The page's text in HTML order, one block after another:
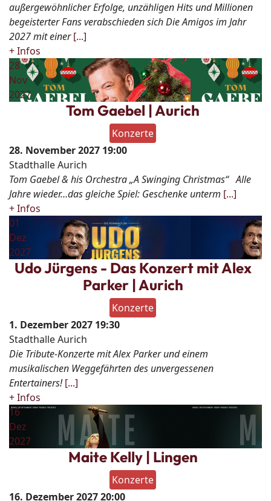
außergewöhnlicher Erfolge, unzähligen Hits und Millionen
begeisterter Fans verabschieden sich Die Amigos im Jahr
2027 mit einer [...]
+ Infos
28
Nov
2027
Tom Gaebel | Aurich
Konzerte
28. November 2027 19:00
Stadthalle Aurich
Tom Gaebel & his Orchestra „A Swinging Christmas“ Alle
Jahre wieder…das gleiche Spiel: Geschenke unterm [...]
+ Infos
01
Dez
2027
Udo Jürgens - Das Konzert mit Alex
Parker | Aurich
Konzerte
1. Dezember 2027 19:30
Stadthalle Aurich
Die Tribute-Konzerte mit Alex Parker und einem
musikalischen Weggefährten des unvergessenen
Entertainers! [...]
+ Infos
16
Dez
2027
Maite Kelly | Lingen
Konzerte
16. Dezember 202720:00